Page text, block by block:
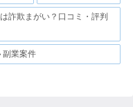
詐欺まがい？口コミ・評判
副業案件